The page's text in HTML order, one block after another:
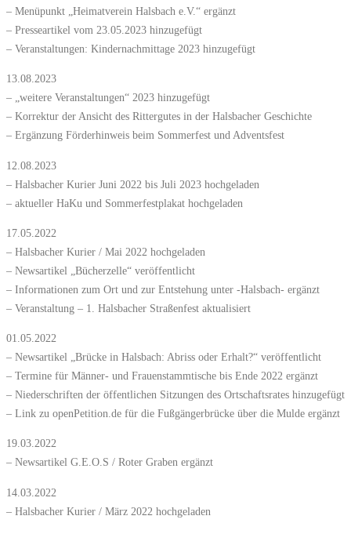
– Menüpunkt „Heimatverein Halsbach e.V.“ ergänzt
– Presseartikel vom 23.05.2023 hinzugefügt
– Veranstaltungen: Kindernachmittage 2023 hinzugefügt
13.08.2023
– „weitere Veranstaltungen“ 2023 hinzugefügt
– Korrektur der Ansicht des Rittergutes in der Halsbacher Geschichte
– Ergänzung Förderhinweis beim Sommerfest und Adventsfest
12.08.2023
– Halsbacher Kurier Juni 2022 bis Juli 2023 hochgeladen
– aktueller HaKu und Sommerfestplakat hochgeladen
17.05.2022
– Halsbacher Kurier / Mai 2022 hochgeladen
– Newsartikel „Bücherzelle“ veröffentlicht
– Informationen zum Ort und zur Entstehung unter -Halsbach- ergänzt
– Veranstaltung – 1. Halsbacher Straßenfest aktualisiert
01.05.2022
– Newsartikel „Brücke in Halsbach: Abriss oder Erhalt?“ veröffentlicht
– Termine für Männer- und Frauenstammtische bis Ende 2022 ergänzt
– Niederschriften der öffentlichen Sitzungen des Ortschaftsrates hinzugefügt
– Link zu openPetition.de für die Fußgängerbrücke über die Mulde ergänzt
19.03.2022
– Newsartikel G.E.O.S / Roter Graben ergänzt
14.03.2022
– Halsbacher Kurier / März 2022 hochgeladen